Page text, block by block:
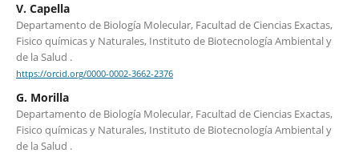
V. Capella
Departamento de Biología Molecular, Facultad de Ciencias Exactas,
Fisico químicas y Naturales, Instituto de Biotecnología Ambiental y
de la Salud .
https://orcid.org/0000-0002-3662-2376
G. Morilla
Departamento de Biología Molecular, Facultad de Ciencias Exactas,
Fisico químicas y Naturales, Instituto de Biotecnología Ambiental y
de la Salud .